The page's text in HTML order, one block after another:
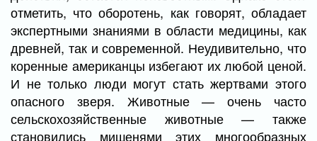
отметить, что оборотень, как говорят, обладает
экспертными знаниями в области медицины, как
древней, так и современной. Неудивительно, что
коренные американцы избегают их любой ценой.
И не только люди могут стать жертвами этого
опасного зверя. Животные — очень часто
сельскохозяйственные животные — также
становились мишенями этих многообразных